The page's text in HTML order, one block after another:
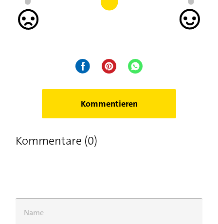
Kommentieren
Kommentare (0)
Name